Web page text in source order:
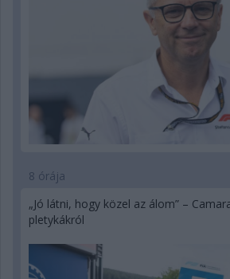
8 órája
„Jó látni, hogy közel az álom” –
pletykákról